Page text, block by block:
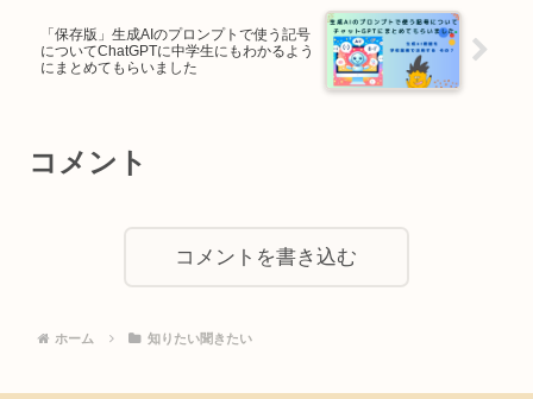
「保存版」生成AIのプロンプトで使う記号
についてChatGPTに中学生にもわかるよう
にまとめてもらいました
コメント
コメントを書き込む
ホーム 知りたい聞きたい